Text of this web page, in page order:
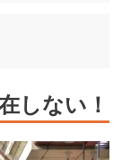
しない！